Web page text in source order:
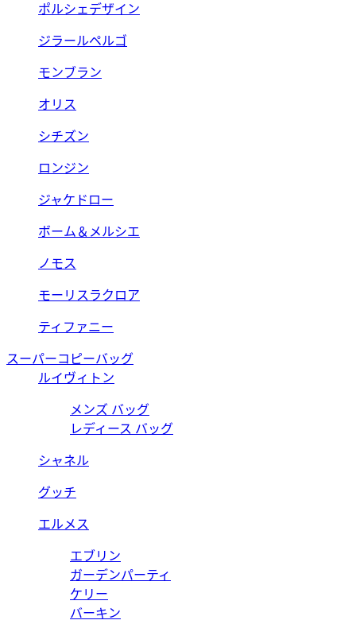
ポルシェデザイン
ジラールペルゴ
モンブラン
オリス
シチズン
ロンジン
ジャケドロー
ボーム＆メルシエ
ノモス
モーリスラクロア
ティファニー
スーパーコピーバッグ
ルイヴィトン
メンズ バッグ
レディース バッグ
シャネル
グッチ
エルメス
エブリン
ガーデンパーティ
ケリー
バーキン